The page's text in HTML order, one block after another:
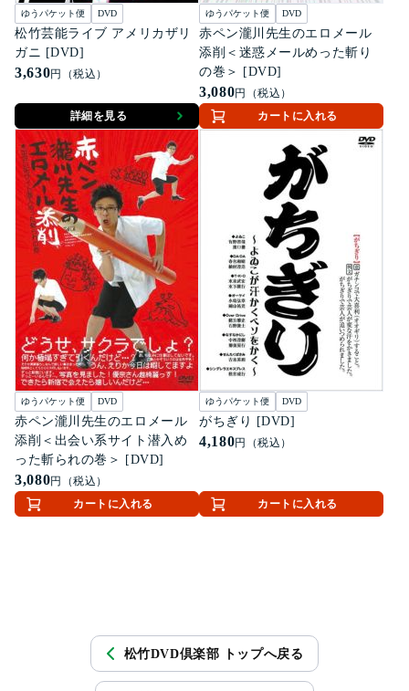
ゆうパケット便 DVD
松竹芸能ライブ アメリカザリ
ガニ [DVD]
3,630円（税込）
詳細を見る
ゆうパケット便 DVD
赤ペン瀧川先生のエロメール
添削＜迷惑メールめった斬り
の巻＞ [DVD]
3,080円（税込）
カートに入れる
ゆうパケット便 DVD
赤ペン瀧川先生のエロメール
添削＜出会い系サイト潜入め
った斬られの巻＞ [DVD]
3,080円（税込）
カートに入れる
ゆうパケット便 DVD
がちぎり [DVD]
4,180円（税込）
カートに入れる
松竹DVD倶楽部 トップへ戻る